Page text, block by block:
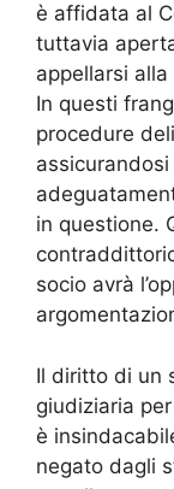
è affidata al
tuttavia
appellarsi alla
In questi
procedure
in questione.
socio avrà
Il diritto di un
giudiziaria
è
negato dagli